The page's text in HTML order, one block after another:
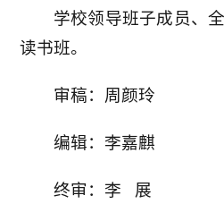
学校领导班子成员、
读书班。
审稿：周颜玲
编辑：李嘉麒
终审：李 展